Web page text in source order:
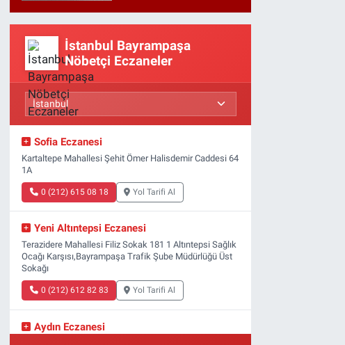
İstanbul Bayrampaşa
Nöbetçi Eczaneler
Sofia Eczanesi
Kartaltepe Mahallesi Şehit Ömer Halisdemir Caddesi 64
1A
0 (212) 615 08 18 Yol Tarifi Al
Yeni Altıntepsi Eczanesi
Terazidere Mahallesi Filiz Sokak 181 1 Altıntepsi Sağlık
Ocağı Karşısı,Bayrampaşa Trafik Şube Müdürlüğü Üst
Sokağı
0 (212) 612 82 83 Yol Tarifi Al
Aydın Eczanesi